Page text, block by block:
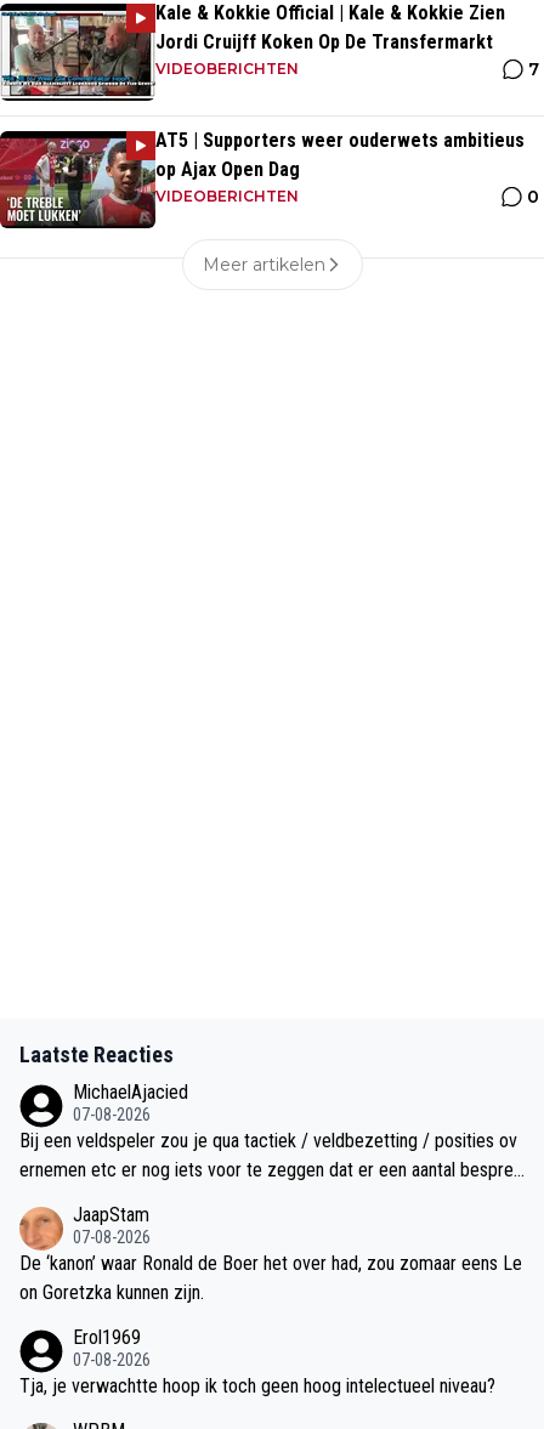
Kale & Kokkie Official | Kale & Kokkie Zien
Jordi Cruijff Koken Op De Transfermarkt
VIDEOBERICHTEN 7
AT5 | Supporters weer ouderwets ambitieus
op Ajax Open Dag
VIDEOBERICHTEN 0
Meer artikelen
Laatste Reacties
MichaelAjacied
07-08-2026
Bij een veldspeler zou je qua tactiek / veldbezetting / posities ov
ernemen etc er nog iets voor te zeggen dat er een aantal besprek
ewoon direct kunnen spelen - wat is dat voor iets geks?
JaapStam
07-08-2026
De ‘kanon’ waar Ronald de Boer het over had, zou zomaar eens Le
on Goretzka kunnen zijn.
Erol1969
07-08-2026
Tja, je verwachtte hoop ik toch geen hoog intelectueel niveau?